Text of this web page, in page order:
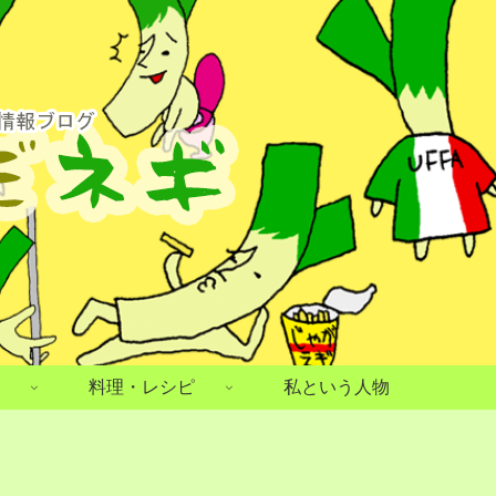
料理・レシピ 私という人物